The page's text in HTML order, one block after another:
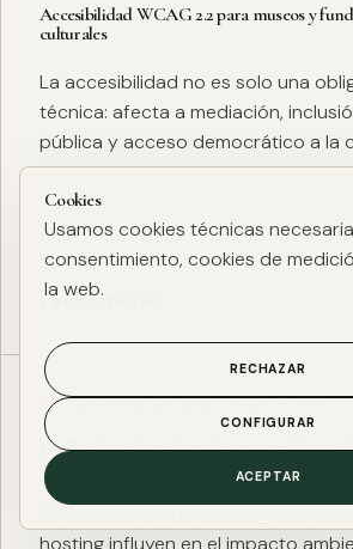
Accesibilidad WCAG 2.2 para museos y
culturales
La accesibilidad no es solo una
técnica: afecta a mediación,
pública y acceso democrático a la
Leer artículo
ESG DIGITAL·27 ENE. 2025·4 MIN
Huella de carbono digital: cómo medir y
ESG de una web
El peso de página, las imágenes,
hosting influyen en el impacto
Cookies
Usamos cookies técnicas
consentimiento, cookies de
la web.
RECHAZAR
CONFIGURAR
ACEPTAR